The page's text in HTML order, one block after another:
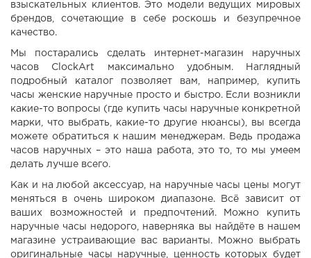
взыскательных клиентов. Это модели ведущих мировых
брендов, сочетающие в себе роскошь и безупречное
качество.
Мы постарались сделать интернет-магазин наручных
часов ClockArt максимально удобным. Наглядный
подробный каталог позволяет вам, например, купить
часы женские наручные просто и быстро. Если возникли
какие-то вопросы (где купить часы наручные конкретной
марки, что выбрать, какие-то другие нюансы), вы всегда
можете обратиться к нашим менеджерам. Ведь продажа
часов наручных – это наша работа, это то, то мы умеем
делать лучше всего.
Как и на любой аксессуар, на наручные часы цены могут
меняться в очень широком диапазоне. Всё зависит от
ваших возможностей и предпочтений. Можно купить
наручные часы недорого, наверняка вы найдёте в нашем
магазине устраивающие вас варианты. Можно выбрать
оригинальные часы наручные, ценность которых будет